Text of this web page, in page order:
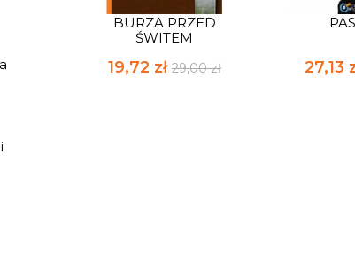
BURZA PRZED
ŚWITEM
19,72 zł 29,00 zł 27,13